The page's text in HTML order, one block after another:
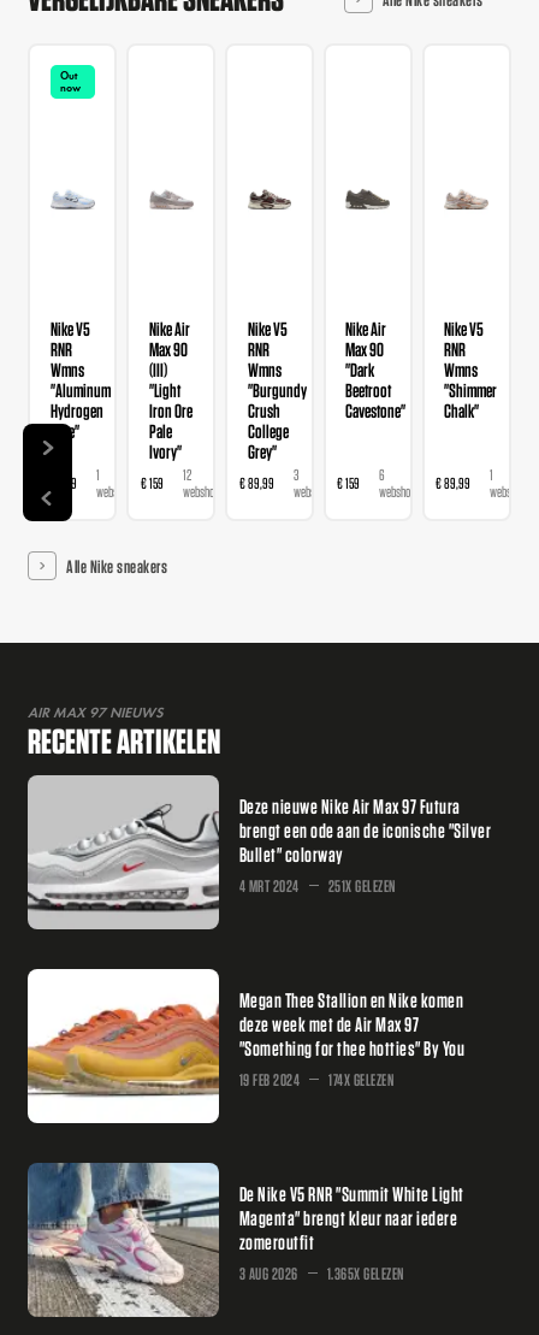
Out
now
Nike V5
RNR
Wmns
"Aluminum
Hydrogen
Blue"
€ 89,99
1
webshop
Nike Air
Max 90
(III)
"Light
Iron Ore
Pale
Ivory"
€ 159
12
webshops
Nike V5
RNR
Wmns
"Burgundy
Crush
College
Grey"
€ 89,99
3
webshops
Nike Air
Max 90
"Dark
Beetroot
Cavestone"
€ 159
6
webshops
Nike V5
RNR
Wmns
"Shimmer
Chalk"
€ 89,99
1
webshop
Alle Nike sneakers
AIR MAX 97 NIEUWS
RECENTE ARTIKELEN
Deze nieuwe Nike Air Max 97 Futura
brengt een ode aan de iconische "Silver
Bullet" colorway
4 MRT 2024 251X GELEZEN
Megan Thee Stallion en Nike komen
deze week met de Air Max 97
"Something for thee hotties" By You
19 FEB 2024 174X GELEZEN
De Nike V5 RNR "Summit White Light
Magenta" brengt kleur naar iedere
zomeroutfit
3 AUG 2026 1.365X GELEZEN